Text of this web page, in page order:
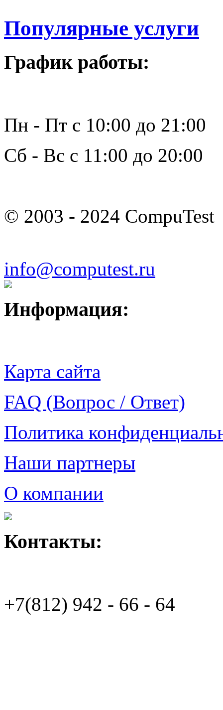
Популярные услуги
График работы:
Пн - Пт с 10:00 до 21:00
Сб - Вс с 11:00 до 20:00
© 2003 - 2024 CompuTest
info@computest.ru
Информация:
Карта сайта
FAQ (Вопрос / Ответ)
Политика
Наши партнеры
О компании
Контакты:
+7(812) 942 - 66 - 64